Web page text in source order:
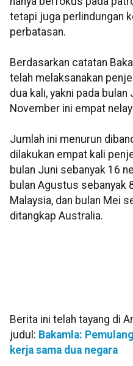
tetapi juga perlindungan
perbatasan.
Berdasarkan catatan
telah melaksanakan
dua kali, yakni pada bulan
November ini empat
Jumlah ini menurun
dilakukan empat kali
bulan Juni sebanyak 16
bulan Agustus sebanyak
Malaysia, dan bulan Mei
ditangkap Australia.
Berita ini telah tayang di
judul: Bakamla:
kerja sama dua negara